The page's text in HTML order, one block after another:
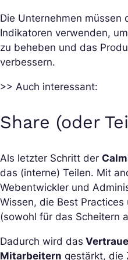
Die Unternehmen müssen
Indikatoren verwenden,
zu beheben und das
verbessern.
>> Auch interessant:
Share (oder
Als letzter Schritt der
das (interne) Teilen. Mit
Webentwickler und
Wissen, die Best
(sowohl für das Scheitern
Dadurch wird das
Mitarbeitern gestärkt, die